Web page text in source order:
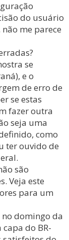
do usuário
me parece
se
e o
de erro de
se estas
fazer outra
seja uma
como
ter ouvido de
são
Veja este
para um
domingo da
do BR-